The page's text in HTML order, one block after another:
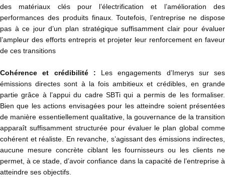
des matériaux clés pour l’électrification et l’amélioration des
performances des produits finaux. Toutefois, l’entreprise ne dispose
pas à ce jour d’un plan stratégique suffisamment clair pour évaluer
l’ampleur des efforts entrepris et projeter leur renforcement en faveur
de ces transitions
Cohérence et crédibilité : Les engagements d’Imerys sur ses
émissions directes sont à la fois ambitieux et crédibles, en grande
partie grâce à l’appui du cadre SBTi qui a permis de les formaliser.
Bien que les actions envisagées pour les atteindre soient présentées
de manière essentiellement qualitative, la gouvernance de la transition
apparaît suffisamment structurée pour évaluer le plan global comme
cohérent et réaliste. En revanche, s’agissant des émissions indirectes,
aucune mesure concrète ciblant les fournisseurs ou les clients ne
permet, à ce stade, d’avoir confiance dans la capacité de l’entreprise à
atteindre ses objectifs.